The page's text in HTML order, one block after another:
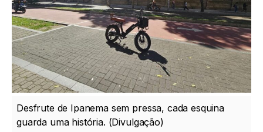
Desfrute de Ipanema sem pressa, cada esquina
guarda uma história. (Divulgação)